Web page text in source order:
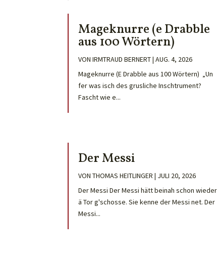
Mageknurre (e Drabble
aus 100 Wörtern)
VONIRMTRAUD BERNERT|AUG. 4, 2026
Mageknurre (E Drabble aus 100 Wörtern) „Un
fer was isch des grusliche Inschtrument?
Fascht wie e...
Der Messi
VONTHOMAS HEITLINGER | JULI 20, 2026
Der Messi Der Messi hätt beinah schon wieder
ä Tor g'schosse. Sie kenne der Messi net. Der
Messi...